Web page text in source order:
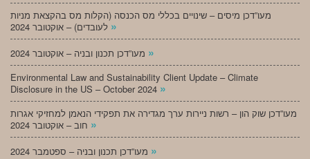
מעו”דכן מיסים – שינויים בכללי מס הכנסה (הקלות מס בהקצאת מניות
»
»
Environmental Law and Sustainability Client Update – Climate
Disclosure in the US – October 2024 »
מעו”דכן שוק הון – רשות ניירות ערך מגדירה את תפקידי הנאמן למחזיקי אגרות
»
»